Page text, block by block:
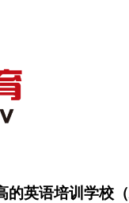
英语培训学校